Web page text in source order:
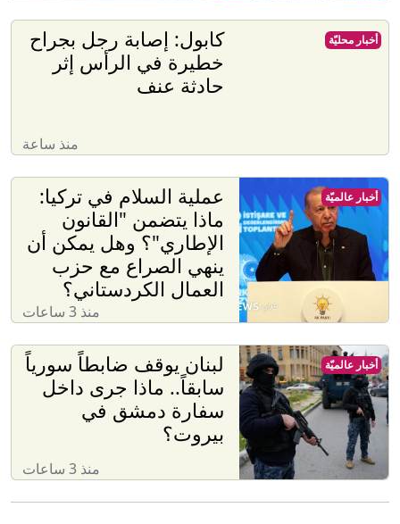
كابول: إصابة رجل بجراح
خطيرة في الرأس إثر
حادثة عنف
منذ ساعة
أخبار محليّة
عملية السلام في تركيا:
ماذا يتضمن "القانون
الإطاري"؟ وهل يمكن أن
ينهي الصراع مع حزب
العمال الكردستاني؟
منذ 3 ساعات
أخبار عالميّة
لبنان يوقف ضابطاً سورياً
سابقاً.. ماذا جرى داخل
سفارة دمشق في
بيروت؟
منذ 3 ساعات
أخبار عالميّة